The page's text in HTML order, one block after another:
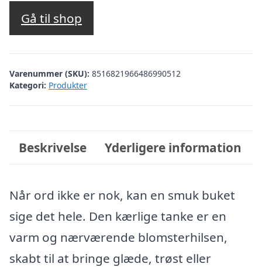
Gå til shop
Varenummer (SKU): 8516821966486990512
Kategori: Produkter
Beskrivelse Yderligere information
Når ord ikke er nok, kan en smuk buket
sige det hele. Den kærlige tanke er en
varm og nærværende blomsterhilsen,
skabt til at bringe glæde, trøst eller